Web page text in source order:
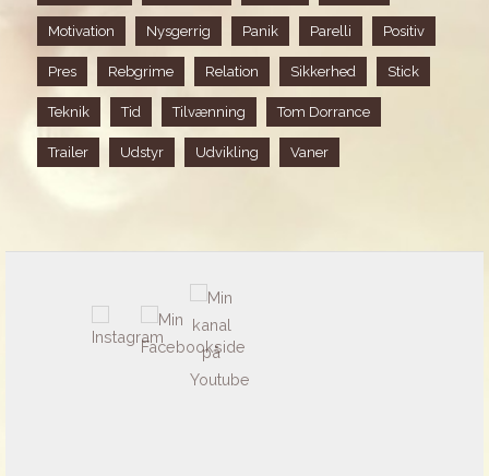
Motivation Nysgerrig Panik Parelli Positiv
Pres Rebgrime Relation Sikkerhed Stick
Teknik Tid Tilvænning Tom Dorrance
Trailer Udstyr Udvikling Vaner